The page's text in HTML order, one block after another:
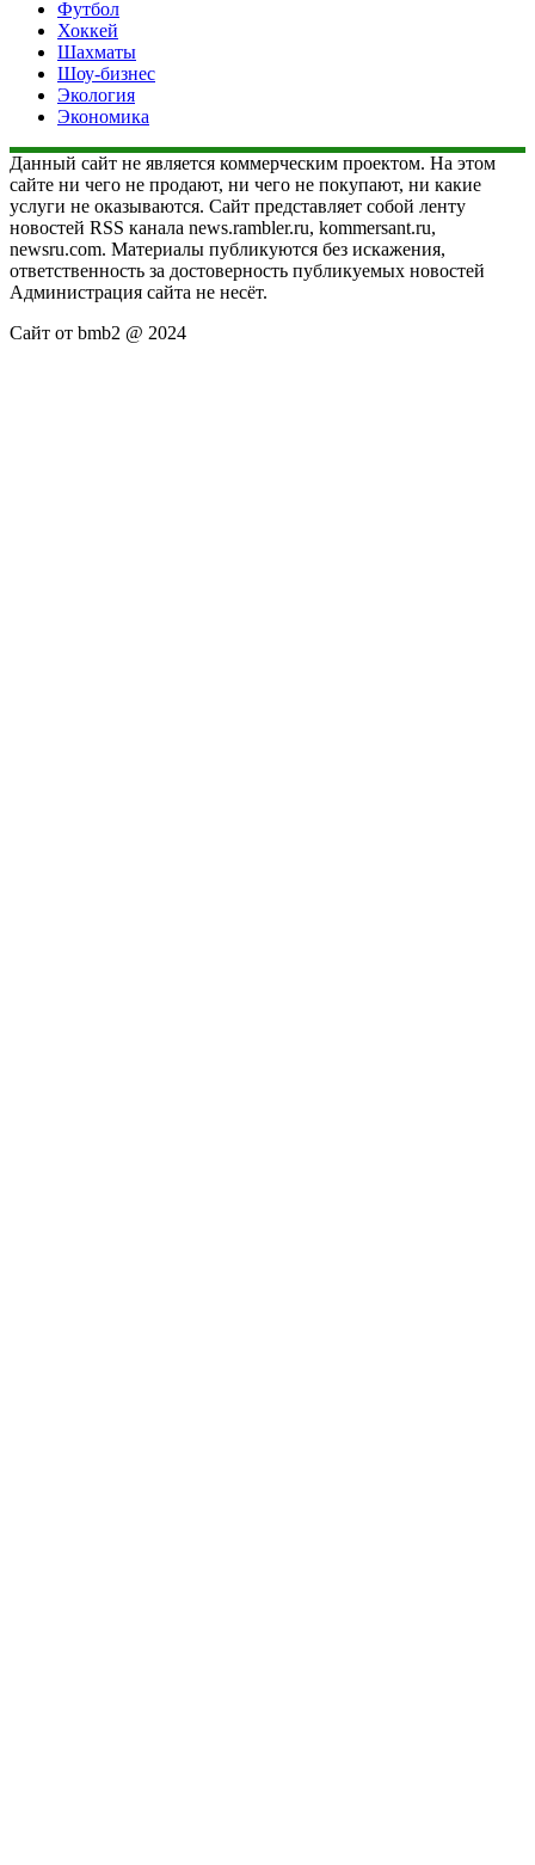
Футбол
Хоккей
Шахматы
Шоу-бизнес
Экология
Экономика
Данный сайт не является коммерческим проектом. На этом
сайте ни чего не продают, ни чего не покупают, ни какие
услуги не оказываются. Сайт представляет собой ленту
новостей RSS канала news.rambler.ru, kommersant.ru,
newsru.com. Материалы публикуются без искажения,
ответственность за достоверность публикуемых новостей
Администрация сайта не несёт.
Сайт от bmb2 @ 2024